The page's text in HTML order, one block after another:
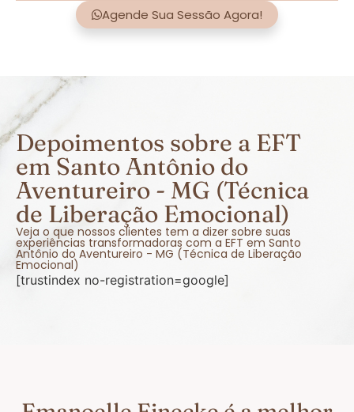
Agende Sua Sessão Agora!
Depoimentos sobre a EFT
em Santo Antônio do
Aventureiro - MG (Técnica
de Liberação Emocional)
Veja o que nossos clientes tem a dizer sobre suas
experiências transformadoras com a EFT em Santo
Antônio do Aventureiro - MG (Técnica de Liberação
Emocional)
[trustindex no-registration=google]